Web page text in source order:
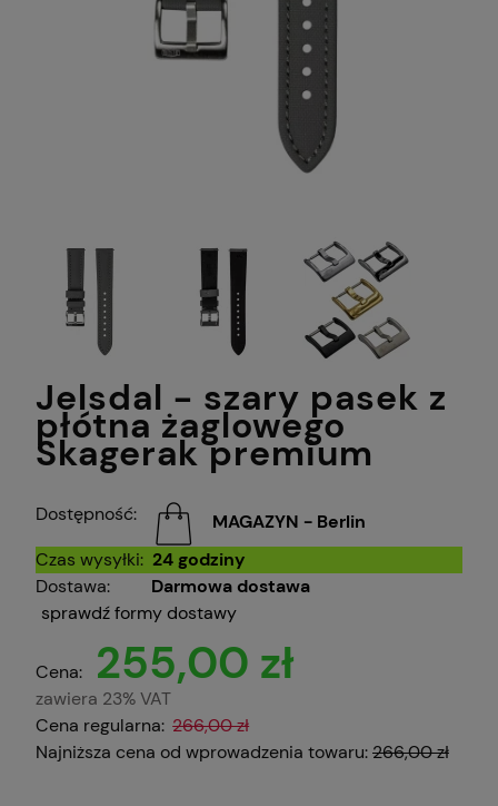
Jelsdal - szary pasek z
płótna żaglowego
Skagerak premium
Dostępność:
MAGAZYN - Berlin
Czas wysyłki: 24 godziny
Dostawa:
Darmowa dostawa
sprawdź formy dostawy
Cena: 255,00 zł
zawiera 23% VAT
Cena regularna: 266,00 zł
Najniższa cena od wprowadzenia towaru:266,00 zł